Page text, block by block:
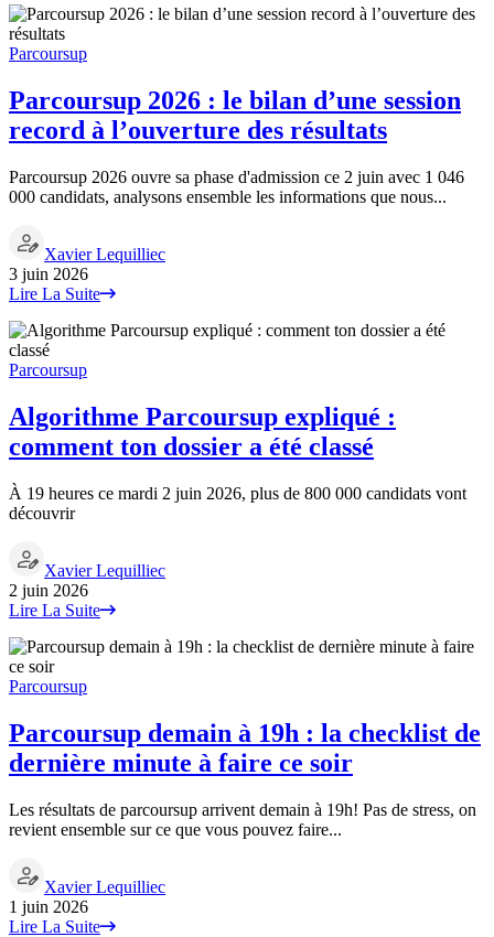
Parcoursup
Parcoursup 2026 : le bilan d’une session
record à l’ouverture des résultats
Parcoursup 2026 ouvre sa phase d'admission ce 2 juin avec 1 046
000 candidats, analysons ensemble les informations que nous...
Xavier Lequilliec
3 juin 2026
Lire La Suite
Parcoursup
Algorithme Parcoursup expliqué :
comment ton dossier a été classé
À 19 heures ce mardi 2 juin 2026, plus de 800 000 candidats vont
découvrir
Xavier Lequilliec
2 juin 2026
Lire La Suite
Parcoursup
Parcoursup demain à 19h : la checklist de
dernière minute à faire ce soir
Les résultats de parcoursup arrivent demain à 19h! Pas de stress, on
revient ensemble sur ce que vous pouvez faire...
Xavier Lequilliec
1 juin 2026
Lire La Suite